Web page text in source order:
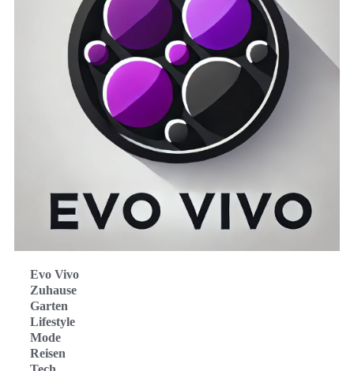
Evo Vivo
Zuhause
Garten
Lifestyle
Mode
Reisen